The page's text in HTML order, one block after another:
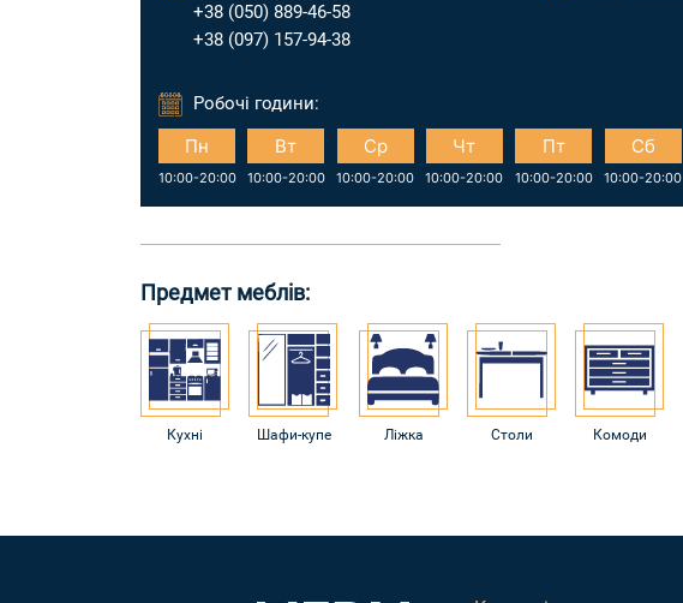
+38 (050) 889-46-58
+38 (097) 157-94-38
Робочі години:
Пн
10:00-20:00
Вт
10:00-20:00
Ср
10:00-20:00
Чт
10:00-20:00
Пт
10:00-20:00
Сб
10:00-20:00
Предмет меблів:
Кухні Шафи-купе Ліжка Столи Комоди